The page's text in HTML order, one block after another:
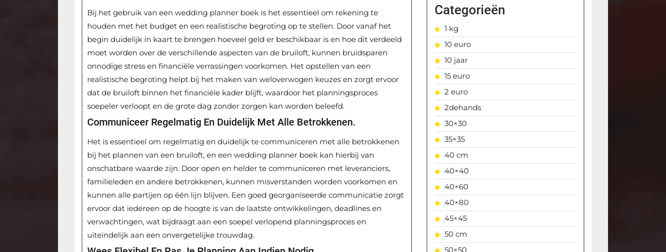
Bij het gebruik van een wedding planner boek is het essentieel om rekening te
houden met het budget en een realistische begroting op te stellen. Door vanaf het
begin duidelijk in kaart te brengen hoeveel geld er beschikbaar is en hoe dit verdeeld
moet worden over de verschillende aspecten van de bruiloft, kunnen bruidsparen
onnodige stress en financiële verrassingen voorkomen. Het opstellen van een
realistische begroting helpt bij het maken van weloverwogen keuzes en zorgt ervoor
dat de bruiloft binnen het financiële kader blijft, waardoor het planningsproces
soepeler verloopt en de grote dag zonder zorgen kan worden beleefd.
Communiceer Regelmatig En Duidelijk Met Alle Betrokkenen.
Het is essentieel om regelmatig en duidelijk te communiceren met alle betrokkenen
bij het plannen van een bruiloft, en een wedding planner boek kan hierbij van
onschatbare waarde zijn. Door open en helder te communiceren met leveranciers,
familieleden en andere betrokkenen, kunnen misverstanden worden voorkomen en
kunnen alle partijen op één lijn blijven. Een goed georganiseerde communicatie zorgt
ervoor dat iedereen op de hoogte is van de laatste ontwikkelingen, deadlines en
verwachtingen, wat bijdraagt aan een soepel verlopend planningsproces en
uiteindelijk aan een onvergetelijke trouwdag.
Categorieën
1 kg
10 euro
10 jaar
15 euro
2 euro
2dehands
30×30
35×35
40 cm
40×40
40×60
40×80
45×45
50 cm
50×50